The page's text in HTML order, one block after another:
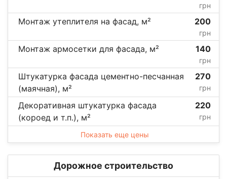
грн
Монтаж утеплителя на фасад, м² 200
грн
Монтаж армосетки для фасада, м² 140
грн
Штукатурка фасада цементно-песчанная
(маячная), м²
270
грн
Декоративная штукатурка фасада
(короед и т.п.), м²
220
грн
Показать еще цены
Дорожное строительство